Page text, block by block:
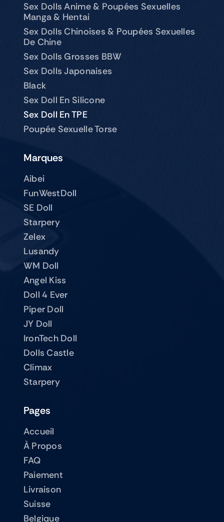
Sex Dolls Anime & Poupées Sexuelles
Manga & Hentai
Sex Dolls Chinoises & Poupées Sexuelles
De Chine
Sex Dolls Grosses BBW
Sex Dolls Japonaises
Black
Sex Doll En Silicone
Sex Doll En TPE
Poupée Sexuelle Torse
Marques
Aibei
FunWestDoll
SE Doll
Starpery
Zelex
Lusandy
WM Doll
Angel Kiss
Doll 4 Ever
Piper Doll
JY Doll
IronTech Doll
Dolls Castle
Climax
Starpery
Pages
Accueil
À Propos
FAQ
Paiement
Livraison
Suisse
Belgique